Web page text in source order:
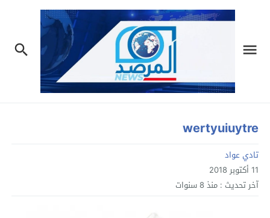
wertyuiuytre
تادي عواد
11 أكتوبر 2018
آخر تحديث : منذ 8 سنوات